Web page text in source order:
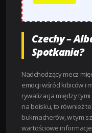
Czechy –
Spotkania?
Nadchodzący mecz
emocji wśród kibiców i
rywalizacja między
na boisku, to również
bukmacherów, w tym
wartościowe